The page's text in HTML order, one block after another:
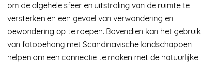
om de algehele sfeer en uitstraling van de ruimte te
versterken en een gevoel van verwondering en
bewondering op te roepen. Bovendien kan het gebruik
van fotobehang met Scandinavische landschappen
helpen om een connectie te maken met de natuurlijke